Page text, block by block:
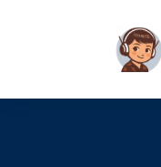
Tovább a tartalomhoz